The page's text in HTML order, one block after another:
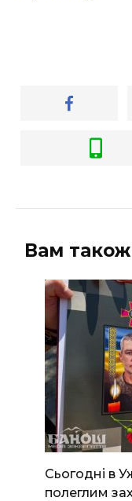
Вам
Сьогодні в
полеглим